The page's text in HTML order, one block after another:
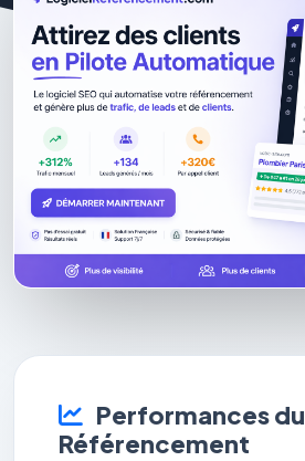
Performances du
Référencement